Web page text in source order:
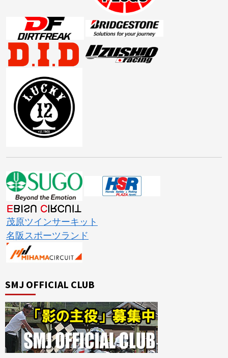
茂原ツインサーキット
名阪スポーツランド
SMJ OFFICIAL CLUB